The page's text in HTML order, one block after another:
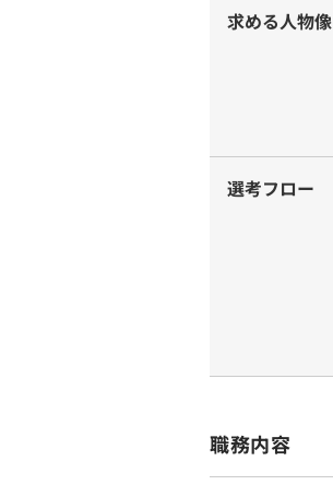
求める人物像
選考フロー
職務内容